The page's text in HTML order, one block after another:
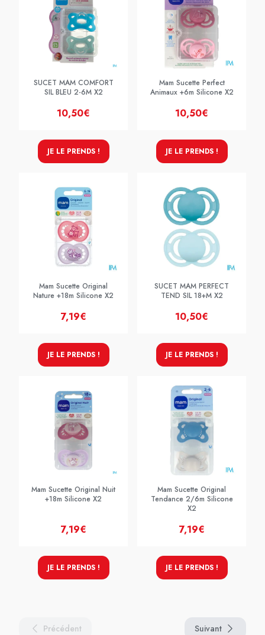
SUCET MAM COMFORT
SIL BLEU 2-6M X2
10,50€
JE LE PRENDS !
Mam Sucette Perfect
Animaux +6m Silicone X2
10,50€
JE LE PRENDS !
Mam Sucette Original
Nature +18m Silicone X2
7,19€
JE LE PRENDS !
SUCET MAM PERFECT
TEND SIL 18+M X2
10,50€
JE LE PRENDS !
Mam Sucette Original Nuit
+18m Silicone X2
7,19€
JE LE PRENDS !
Mam Sucette Original
Tendance 2/6m Silicone
X2
7,19€
JE LE PRENDS !
Précédent Suivant